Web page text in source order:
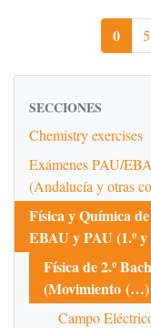
0 5
SECCIONES
Chemistry exercises
Exámenes PAU/
(Andalucía y otras
Física y Química
EBAU y PAU (1.º
Física de 2.º
(Movimiento (…)
Campo